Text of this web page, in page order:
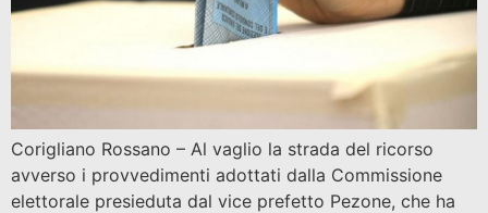
Corigliano Rossano – Al vaglio la strada del ricorso
avverso i provvedimenti adottati dalla Commissione
elettorale presieduta dal vice prefetto Pezone, che ha